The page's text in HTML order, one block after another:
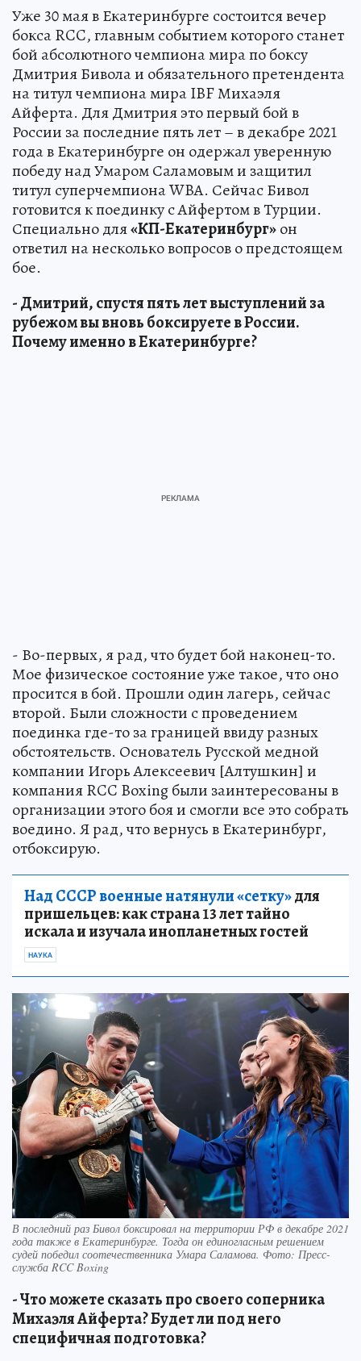
Уже 30 мая в Екатеринбурге состоится вечер
бокса RCC, главным событием которого станет
бой абсолютного чемпиона мира по боксу
Дмитрия Бивола и обязательного претендента
на титул чемпиона мира IBF Михаэля
Айферта. Для Дмитрия это первый бой в
России за последние пять лет – в декабре 2021
года в Екатеринбурге он одержал уверенную
победу над Умаром Саламовым и защитил
титул суперчемпиона WBA. Сейчас Бивол
готовится к поединку с Айфертом в Турции.
Специально для«КП-Екатеринбург»он
ответил на несколько вопросов о предстоящем
бое.
- Дмитрий, спустя пять лет выступлений за
рубежом вы вновь боксируете в России.
Почему именно в Екатеринбурге?
- Во-первых, я рад, что будет бой наконец-то.
Мое физическое состояние уже такое, что оно
просится в бой. Прошли один лагерь, сейчас
второй. Были сложности с проведением
поединка где-то за границей ввиду разных
обстоятельств. Основатель Русской медной
компании Игорь Алексеевич [Алтушкин] и
компания RCC Boxing были заинтересованы в
организации этого боя и смогли все это собрать
воедино. Я рад, что вернусь в Екатеринбург,
отбоксирую.
Над СССР военные натянули «сетку»для
пришельцев: как страна 13 лет тайно
искала и изучала инопланетных гостей
НАУКА
В последний раз Бивол боксировал на территории РФ в декабре 2021
года также в Екатеринбурге. Тогда он единогласным решением
судей победил соотечественника Умара Саламова. Фото: Пресс-
служба RCC Boxing
- Что можете сказать про своего соперника
Михаэля Айферта? Будет ли под него
специфичная подготовка?